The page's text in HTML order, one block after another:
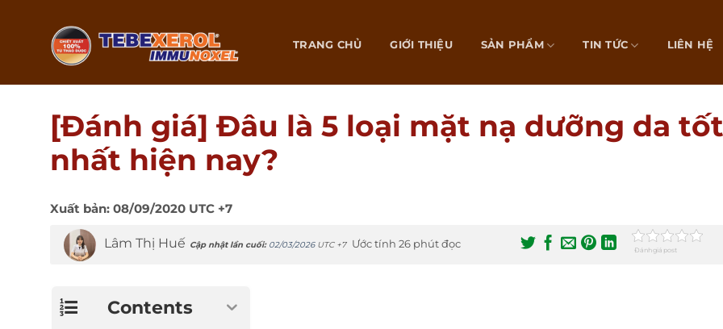
TRANG CHỦ GIỚI THIỆU SẢN PHẨM TIN TỨC LIÊN HỆ
[Đánh giá] Đâu là 5 loại mặt nạ dưỡng da tốt
nhất hiện nay?
Xuất bản: 08/09/2020 UTC +7
Lâm Thị Huế Cập nhật lần cuối: 02/03/2026UTC +7 Ước tính 26 phút đọc Đánh giá post
Contents